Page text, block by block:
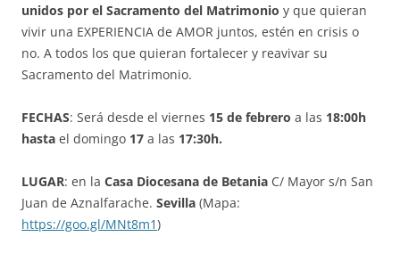
unidos por el Sacramento del Matrimonio y que quieran
vivir una EXPERIENCIA de AMOR juntos, estén en crisis o
no. A todos los que quieran fortalecer y reavivar su
Sacramento del Matrimonio.
FECHAS: Será desde el viernes 15 de febrero a las 18:00h
hasta el domingo 17 a las 17:30h.
LUGAR: en la Casa Diocesana de Betania C/ Mayor s/n San
Juan de Aznalfarache. Sevilla (Mapa:
https://goo.gl/MNt8m1)